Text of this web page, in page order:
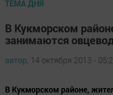
ТЕМА ДНЯ
В Кукморском
занимаются
автор, 14 октября 2013 -
В Кукморском районе,